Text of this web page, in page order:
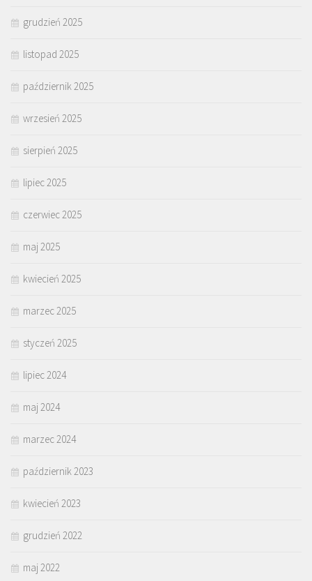
grudzień 2025
listopad 2025
październik 2025
wrzesień 2025
sierpień 2025
lipiec 2025
czerwiec 2025
maj 2025
kwiecień 2025
marzec 2025
styczeń 2025
lipiec 2024
maj 2024
marzec 2024
październik 2023
kwiecień 2023
grudzień 2022
maj 2022